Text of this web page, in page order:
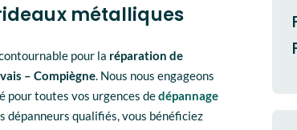
métalliques
pour la réparation de
– Compiègne . Nous nous engageons
pour toutes vos urgences dedépannage
dépanneurs qualifiés, vous bénéficiez